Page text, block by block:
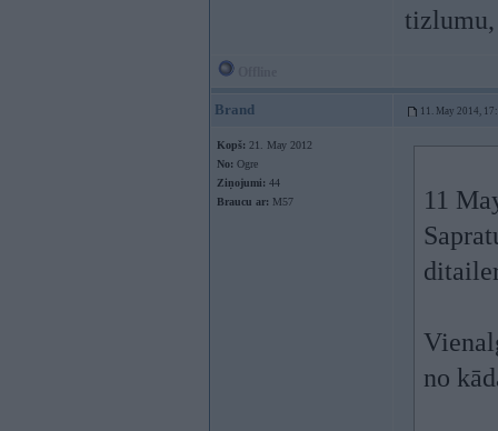
tizlumu,
Brand 11. May 2014,
Kopš: 21. May 2012
No: Ogre
Ziņojumi: 44
Braucu ar: M57
11
no